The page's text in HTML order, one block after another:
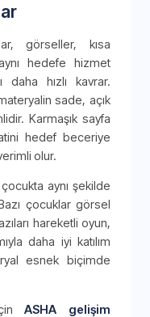
görseller, kısa
hedefe hizmet
daha hızlı kavrar.
sade, açık
Karmaşık sayfa
hedef beceriye
olur.
aynı şekilde
çocuklar görsel
hareketli oyun,
daha iyi katılım
esnek biçimde
içinASHA gelişim